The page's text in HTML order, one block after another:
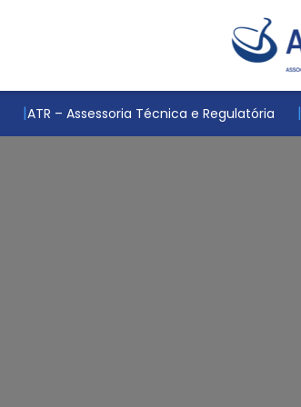
ATR – Assessoria Técnica e Regulatória